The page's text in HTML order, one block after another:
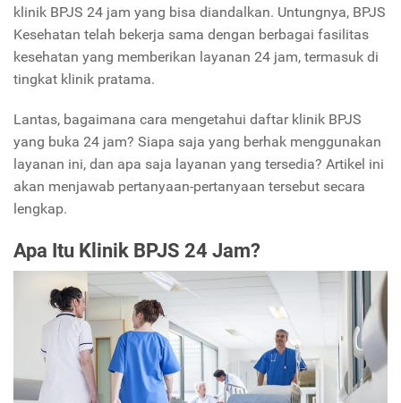
klinik BPJS 24 jam yang bisa diandalkan. Untungnya, BPJS
Kesehatan telah bekerja sama dengan berbagai fasilitas
kesehatan yang memberikan layanan 24 jam, termasuk di
tingkat klinik pratama.
Lantas, bagaimana cara mengetahui daftar klinik BPJS
yang buka 24 jam? Siapa saja yang berhak menggunakan
layanan ini, dan apa saja layanan yang tersedia? Artikel ini
akan menjawab pertanyaan-pertanyaan tersebut secara
lengkap.
Apa Itu Klinik BPJS 24 Jam?